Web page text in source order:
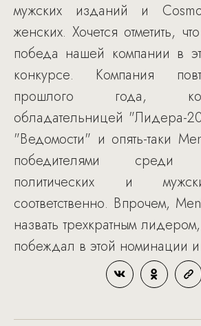
мужских изданий и
женских. Хочется отметить,
победа нашей компании в
конкурсе. Компания
прошлого года,
обладательницей "Лидера-
"Ведомости" и опять-таки
победителями среди
политических и
соответственно. Впрочем,
назвать трехкратным
побеждал в этой номинации